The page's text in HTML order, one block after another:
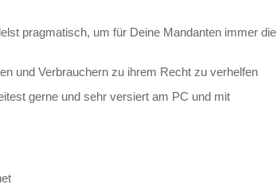
pragmatisch, um für Deine Mandanten immer die
und Verbrauchern zu ihrem Recht zu verhelfen
gerne und sehr versiert am PC und mit